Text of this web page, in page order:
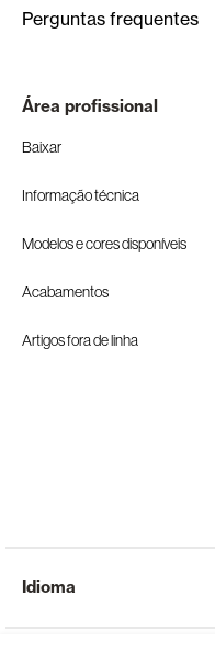
Perguntas frequentes
Área profissional
Baixar
Informação técnica
Modelos e cores disponíveis
Acabamentos
Artigos fora de linha
Idioma